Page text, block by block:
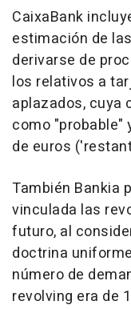
CaixaBank
estimación de
derivarse de
los relativos a
aplazados, cuya
como "probable"
de euros
También Bankia
vinculada las
futuro, al
doctrina
número de
revolving era de